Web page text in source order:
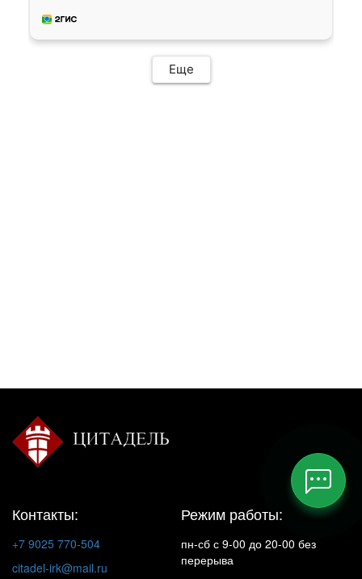
Еще
Контакты:
+7 9025 770-504
citadel-irk@mail.ru
Режим работы:
пн-сб с 9-00 до 20-00 без
перерыва